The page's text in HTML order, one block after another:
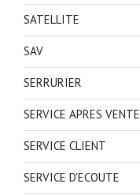
SATELLITE
SAV
SERRURIER
SERVICE APRES VENTE
SERVICE CLIENT
SERVICE D'ECOUTE